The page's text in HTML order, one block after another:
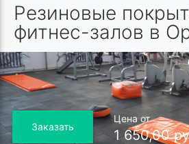
Резиновые
фитнес-залов в
Заказать
Цена от
1 650,00